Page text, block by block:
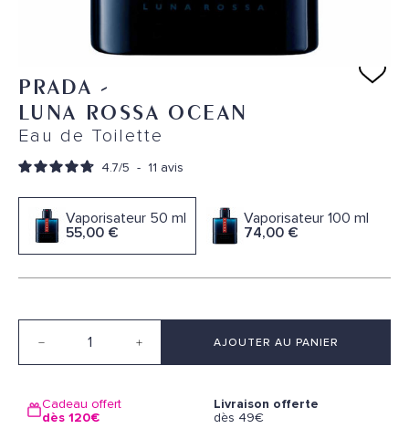
PRADA -
LUNA ROSSA OCEAN
Eau de Toilette
4.7/5 - 11 avis
Vaporisateur 50 ml
55,00 €
Vaporisateur 100 ml
74,00 €
Quantité AJOUTER AU PANIER
Cadeau offert
dès 120€
Livraison offerte
dès 49€